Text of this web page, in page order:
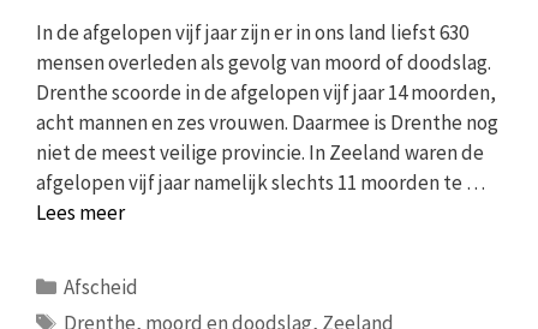
In de afgelopen vijf jaar zijn er in ons land liefst 630
mensen overleden als gevolg van moord of doodslag.
Drenthe scoorde in de afgelopen vijf jaar 14 moorden,
acht mannen en zes vrouwen. Daarmee is Drenthe nog
niet de meest veilige provincie. In Zeeland waren de
afgelopen vijf jaar namelijk slechts 11 moorden te …
Lees meer
Categorieën
Afscheid
Tags
Drenthe, moord en doodslag, Zeeland